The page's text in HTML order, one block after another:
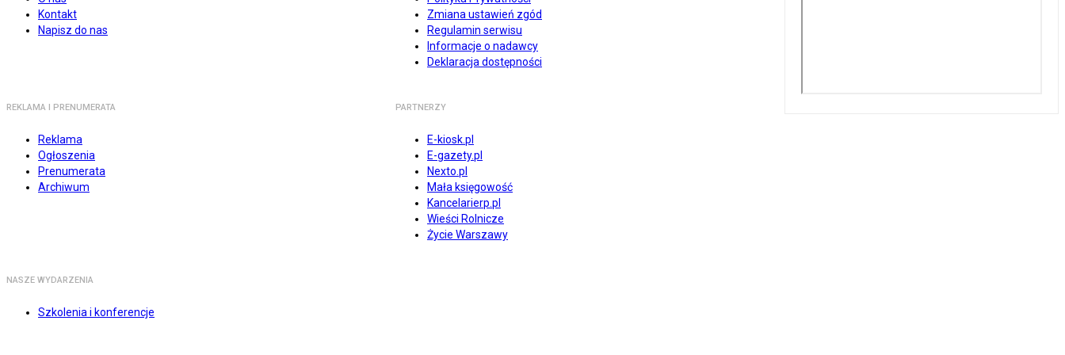
Kontakt
Napisz do nas
Zmiana ustawień zgód
Regulamin serwisu
Informacje o nadawcy
Deklaracja dostępności
REKLAMA I PRENUMERATA
Reklama
Ogłoszenia
Prenumerata
Archiwum
PARTNERZY
E-kiosk.pl
E-gazety.pl
Nexto.pl
Mała księgowość
Kancelarierp.pl
Wieści Rolnicze
Życie Warszawy
NASZE WYDARZENIA
Szkolenia i konferencje